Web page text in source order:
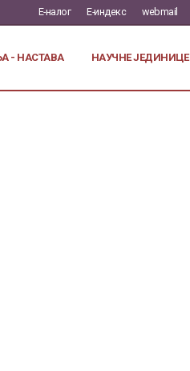
Е-налог Е-индекс webmail
- НАСТАВА НАУЧНЕ ЈЕДИНИЦЕ